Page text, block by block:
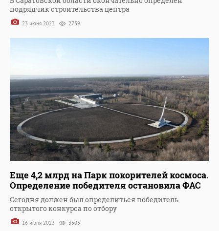
подрядчик строительства центра
23 июня 2023 2739
Еще 4,2 млрд на Парк покорителей космоса.
Определение победителя остановила ФАС
Сегодня должен был определиться победитель
открытого конкурса по отбору
16 июня 2023 3505